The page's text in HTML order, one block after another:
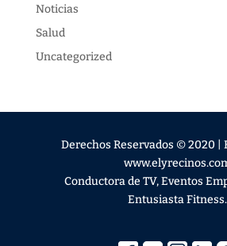
Noticias
Salud
Uncategorized
Derechos Reservados © 2020 |
Conductora de TV, Eventos
Entusiasta Fitness.